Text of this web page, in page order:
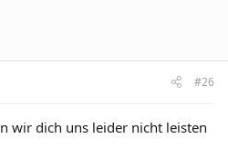
#26
wir dich uns leider nicht leisten